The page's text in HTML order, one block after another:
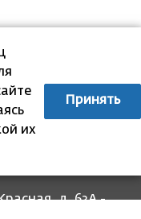
д. 63А -
их
Принять